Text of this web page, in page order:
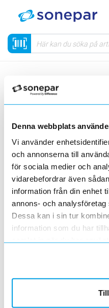
Denna webbplats
Vi använder
och annonserna till
för sociala medier och
vidarebefordrar även
information från din enhet
annons- och
Dessa kan i sin tur
information som du har
samlat in när du har
Visa produkter från alla
Raklinjestolpe